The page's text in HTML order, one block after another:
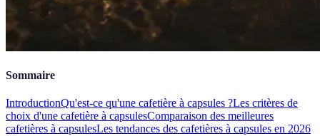
Sommaire
IntroductionQu'est-ce qu'une cafetière à capsules ?Les critères de
choix d'une cafetière à capsulesComparaison des meilleures
cafetières à capsulesLes tendances des cafetières à capsules en 2026